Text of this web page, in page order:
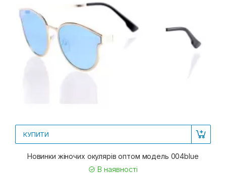
КУПИТИ
Новинки жіночих окулярів оптом модель 004blue
В наявності